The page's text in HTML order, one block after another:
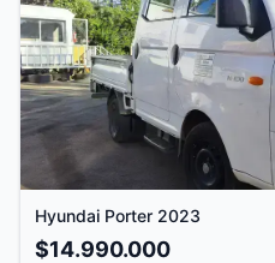
Hyundai Porter 2023
$14.990.000